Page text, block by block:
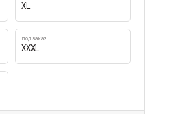
XL
под заказ
XXXL